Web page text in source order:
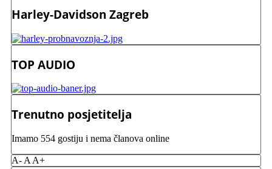
Harley-Davidson Zagreb
TOP AUDIO
Trenutno posjetitelja
Imamo 554 gostiju i nema članova online
A- A A+